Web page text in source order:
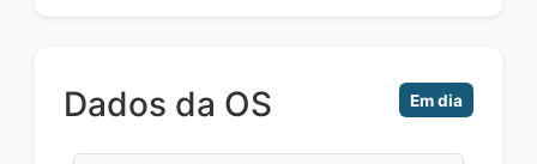
Dados da OS Em dia